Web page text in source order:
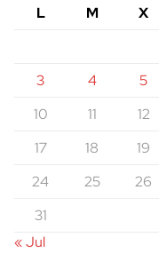
L
M X
3
4 5
10
11 12
17
18 19
24
25 26
31
« Jul